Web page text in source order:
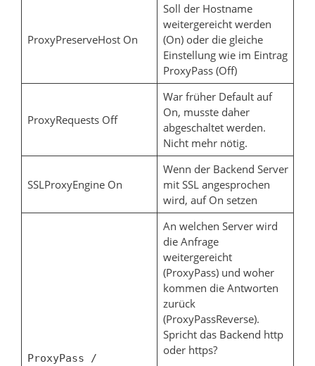
ProxyPreserveHost On
Soll der Hostname
weitergereicht werden
(On) oder die gleiche
Einstellung wie im Eintrag
ProxyPass (Off)
ProxyRequests Off
War früher Default auf
On, musste daher
abgeschaltet werden.
Nicht mehr nötig.
SSLProxyEngine On
Wenn der Backend Server
mit SSL angesprochen
wird, auf On setzen
ProxyPass /
An welchen Server wird
die Anfrage
weitergereicht
(ProxyPass) und woher
kommen die Antworten
zurück
(ProxyPassReverse).
Spricht das Backend http
oder https?